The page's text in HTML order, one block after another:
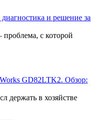
и решение за
с которой
GD82LTK2. Обзор:
держать в хозяйстве